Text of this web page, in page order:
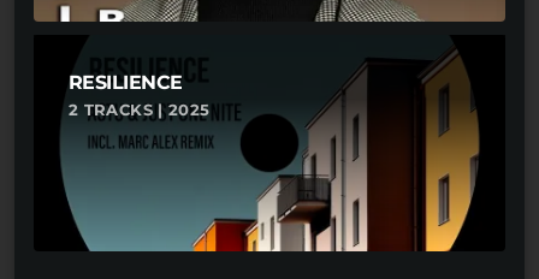
RESILIENCE
2 TRACKS | 2025